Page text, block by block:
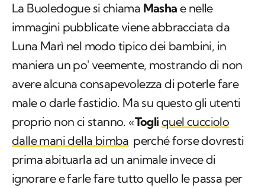
La Buoledogue si chiama Masha e nelle
immagini pubblicate viene abbracciata da
Luna Marì nel modo tipico dei bambini, in
maniera un po' veemente, mostrando di non
avere alcuna consapevolezza di poterle fare
male o darle fastidio. Ma su questo gli utenti
proprio non ci stanno. «Togliquel cucciolo
dalle mani della bimba perché forse dovresti
prima abituarla ad un animale invece di
ignorare e farle fare tutto quello le passa per